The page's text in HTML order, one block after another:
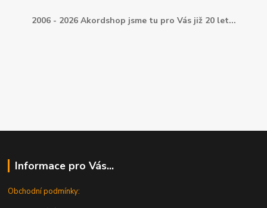
2006 - 2026 Akordshop jsme tu pro Vás již 20 let...
Informace pro Vás...
Obchodní podmínky: